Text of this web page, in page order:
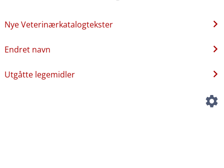
Nye Veterinærkatalogtekster
Endret navn
Utgåtte legemidler